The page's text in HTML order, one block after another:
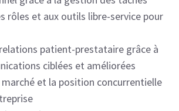
rôles et aux outils libre-service pour
patient-prestataire grâce à
ciblées et améliorées
marché et la position concurrentielle